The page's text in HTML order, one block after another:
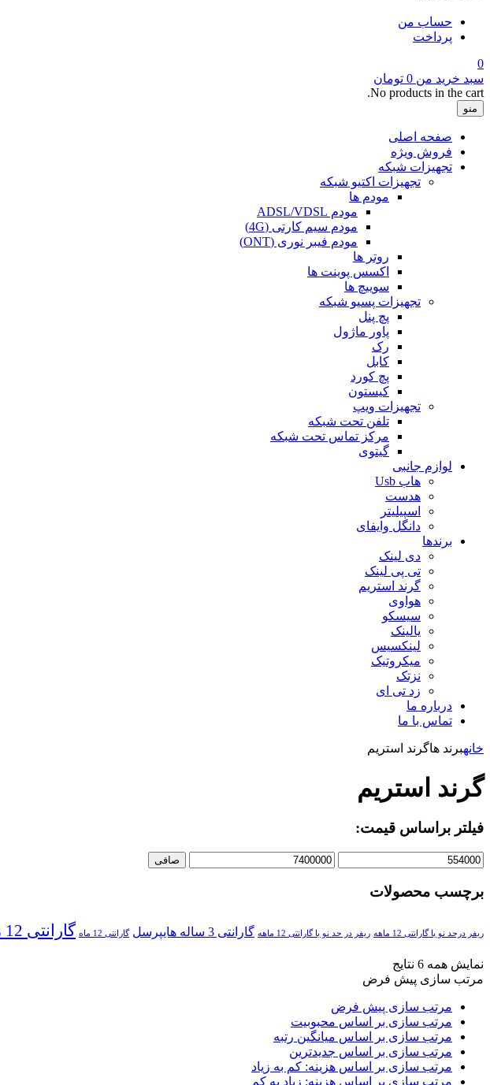
حساب من
پرداخت
0
سبد خرید من 0 تومان
No products in the cart.
منو
صفحه اصلی
فروش ویژه
تجهیزات شبکه
تجهیزات اکتیو شبکه
مودم ها
مودم ADSL/VDSL
مودم سیم کارتی (4G)
مودم فیبر نوری (ONT)
روتر ها
اکسس پوینت ها
سوییچ ها
تجهیزات پسیو شبکه
پچ پنل
پاور ماژول
رک
کابل
پچ کورد
کیستون
تجهیزات ویپ
تلفن تحت شبکه
مرکز تماس تحت شبکه
گیتوی
لوازم جانبی
هاب Usb
هدست
اسپیلیتر
دانگل وایفای
برندها
دی لینک
تی پی لینک
گرند استریم
هواوی
سیسکو
یالینک
لینکسیس
میکروتیک
نزتک
زد تی ای
درباره ما
تماس با ما
خانهبرند هاگرند استریم
گرند استریم
فیلتر براساس قیمت:
صافی
برچسب محصولات
ریفر درحد نو با گارانتی 12 ماهه ریفر در حد نو با گارانتی 12 ماهه گارانتی 3 ساله هایپرسل گارانتی 12 ماه گارانتی 12 ماهه
نمایش همه 6 نتایج
مرتب سازی پیش فرض
مرتب سازی پیش فرض
مرتب سازی بر اساس محبوبیت
مرتب سازی بر اساس میانگین رتبه
مرتب سازی بر اساس جدیدترین
مرتب سازی بر اساس هزینه: کم به زیاد
مرتب سازی بر اساس هزینه: زیاد به کم